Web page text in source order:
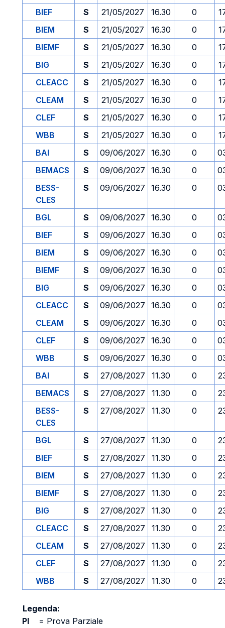
BIEF
S 21/05/2027 16.30 0
BIEM
S 21/05/2027 16.30 0
BIEMF
S 21/05/2027 16.30 0
BIG
S 21/05/2027 16.30 0
CLEACC
S 21/05/2027 16.30 0
CLEAM
S 21/05/2027 16.30 0
CLEF
S 21/05/2027 16.30 0
WBB
S 21/05/2027 16.30 0
BAI
S 09/06/2027 16.30 0
BEMACS
S 09/06/2027 16.30 0
BESS-
CLES
S 09/06/2027 16.30 0
BGL S 09/06/2027 16.30 0
BIEF
S 09/06/2027 16.30 0
BIEM
S 09/06/2027 16.30 0
BIEMF
S 09/06/2027 16.30 0
BIG
S 09/06/2027 16.30 0
CLEACC
S 09/06/2027 16.30 0
CLEAM
S 09/06/2027 16.30 0
CLEF
S 09/06/2027 16.30 0
WBB
S 09/06/2027 16.30 0
BAI
S 27/08/2027 11.30 0
BEMACS
S 27/08/2027 11.30 0
BESS-
CLES
S 27/08/2027 11.30 0
BGL S 27/08/2027 11.30 0
BIEF
S 27/08/2027 11.30 0
BIEM
S 27/08/2027 11.30 0
BIEMF
S 27/08/2027 11.30 0
BIG
S 27/08/2027 11.30 0
CLEACC
S 27/08/2027 11.30 0
CLEAM
S 27/08/2027 11.30 0
CLEF
S 27/08/2027 11.30 0
WBB
S 27/08/2027 11.30 0
Legenda:
PI
= Prova Parziale